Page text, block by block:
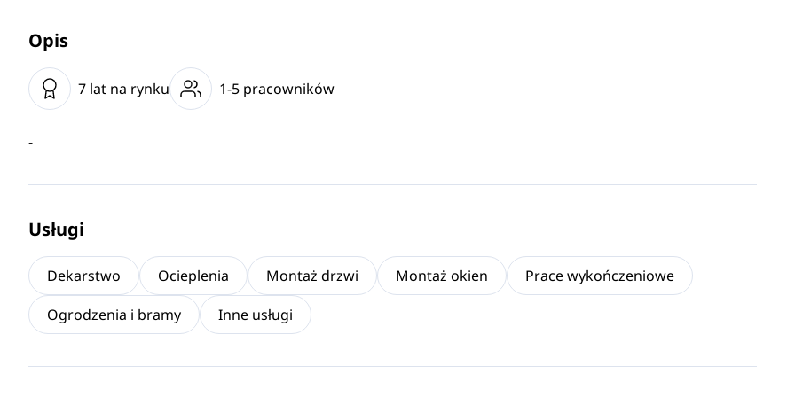
Opis
7 lat na rynku 1-5 pracowników
-
Usługi
Dekarstwo Ocieplenia Montaż drzwi Montaż okien
Prace wykończeniowe
Ogrodzenia i bramy
Inne usługi